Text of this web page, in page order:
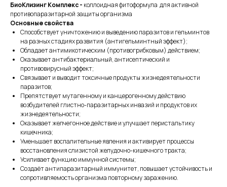
БиоКлизинг Комплекс - коллоидная фитоформула для активной
противопаразитарной защиты организма
Основные свойства
Способствует уничтожению и выведению паразитов и гельминтов
на разных стадиях развития (антигельминтный эффект);
Обладает антимикотическим (противогрибковым) действием;
Оказывает антибактериальный, антисептический и
противовирусный эффект;
Связывает и выводит токсичные продукты жизнедеятельности
паразитов;
Препятствует мутагенному и канцерогенному действию
возбудителей глистно-паразитарных инвазий и продуктов их
жизнедеятельности;
Оказывает желчегонное действие и улучшает перистальтику
кишечника;
Уменьшает воспалительные явления и активирует процессы
восстановления слизистой желудочно-кишечного тракта;
Усиливает функцию иммунной системы;
Создаёт антипаразитарный иммунитет, повышает устойчивость и
сопротивляемость организма повторному заражению.